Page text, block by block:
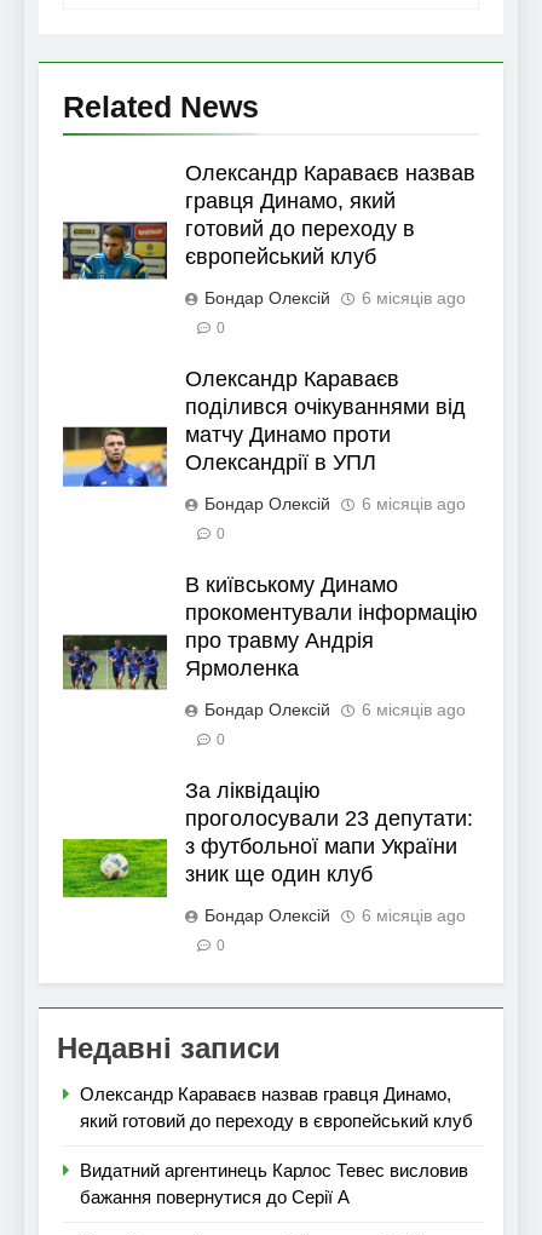
Related News
Олександр Караваєв назвав
гравця Динамо, який
готовий до переходу в
європейський клуб
Бондар Олексій 6 місяців ago
0
Олександр Караваєв
поділився очікуваннями від
матчу Динамо проти
Олександрії в УПЛ
Бондар Олексій 6 місяців ago
0
В київському Динамо
прокоментували інформацію
про травму Андрія
Ярмоленка
Бондар Олексій 6 місяців ago
0
За ліквідацію
проголосували 23 депутати:
з футбольної мапи України
зник ще один клуб
Бондар Олексій 6 місяців ago
0
Недавні записи
Олександр Караваєв назвав гравця Динамо,
який готовий до переходу в європейський клуб
Видатний аргентинець Карлос Тевес висловив
бажання повернутися до Серії А